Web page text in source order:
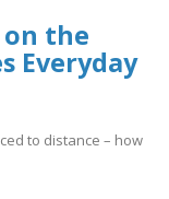
on the
Everyday
to distance – how